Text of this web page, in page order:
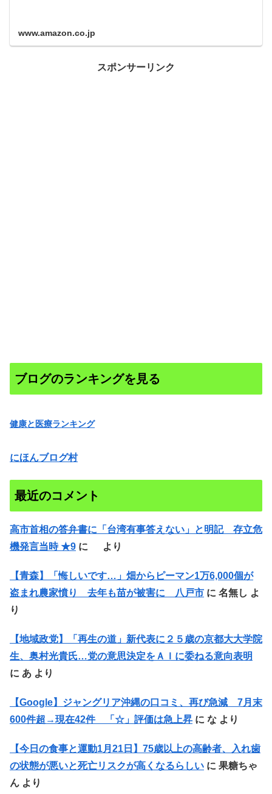
www.amazon.co.jp
スポンサーリンク
ブログのランキングを見る
健康と医療ランキング
にほんブログ村
最近のコメント
高市首相の答弁書に「台湾有事答えない」と明記 存立危
機発言当時 ★9 に より
【青森】「悔しいです…」畑からピーマン1万6,000個が
盗まれ農家憤り 去年も苗が被害に 八戸市 に 名無し よ
り
【地域政党】「再生の道」新代表に２５歳の京都大大学院
生、奥村光貴氏…党の意思決定をＡＩに委ねる意向表明
に あ より
【Google】ジャングリア沖縄の口コミ、再び急減 7月末
600件超→現在42件 「☆」評価は急上昇 に な より
【今日の食事と運動1月21日】75歳以上の高齢者、入れ歯
の状態が悪いと死亡リスクが高くなるらしい に 果糖ちゃ
ん より